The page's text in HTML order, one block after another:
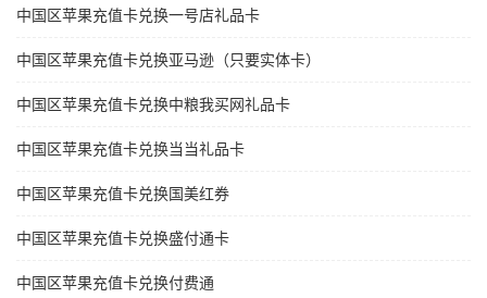
中国区苹果充值卡兑换一号店礼品卡
中国区苹果充值卡兑换亚马逊（只要实体卡）
中国区苹果充值卡兑换中粮我买网礼品卡
中国区苹果充值卡兑换当当礼品卡
中国区苹果充值卡兑换国美红券
中国区苹果充值卡兑换盛付通卡
中国区苹果充值卡兑换付费通